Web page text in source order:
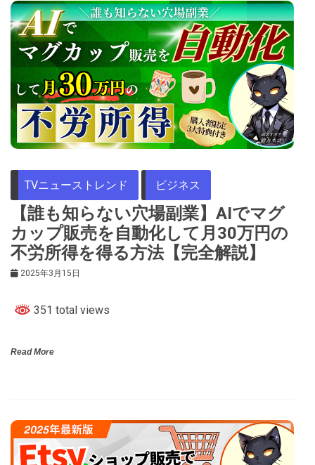
TVニューストレンド ビジネス
【誰も知らない穴場副業】AIでマグ
カップ販売を自動化して月30万円の
不労所得を得る方法【完全解説】
2025年3月15日
351 total views
Read More